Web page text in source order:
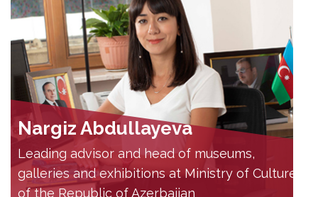
Nargiz Abdullayeva
Leading advisor and head of museums,
galleries and exhibitions at Ministry of Culture
of the Republic of Azerbaijan